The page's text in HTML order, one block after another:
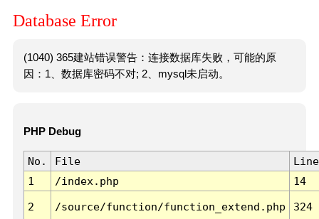
Database Error
(1040) 365建站错误警告：连接数据库失败，可能的原
因：1、数据库密码不对; 2、mysql未启动。
PHP Debug
No. File
Line
1
/index.php 14
2 /source/function/function_extend.php 324